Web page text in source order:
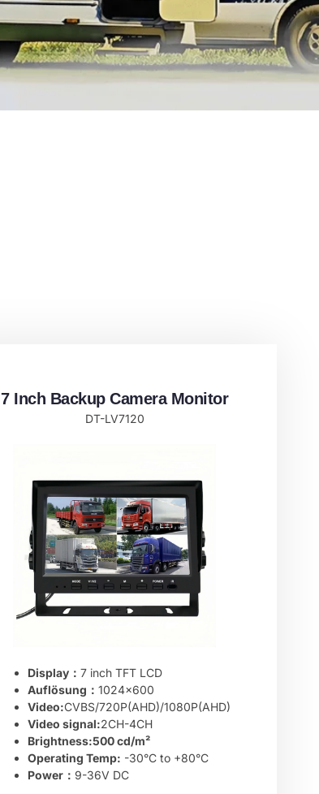
7 Inch Backup Camera Monitor
DT-LV7120
Display： 7 inch TFT LCD
Auflösung： 1024×600
Video:CVBS/720P(AHD)/1080P(AHD)
Video signal:2CH-4CH
Brightness:500 cd/m²
Operating Temp: -30°C to +80°C
Power： 9-36V DC